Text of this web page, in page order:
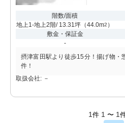
階数/面積
地上1-地上2階/ 13.31坪 （44.0m2 ）
敷金・保証金
-
摂津富田駅より徒歩15分！揚げ物・
件！
取扱会社: －
1 件 1 〜 1